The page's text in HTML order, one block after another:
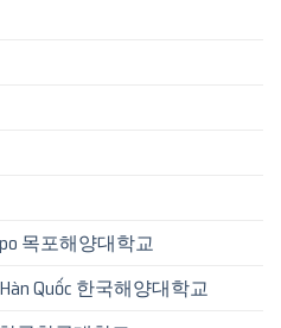
목포해양대학교
Quốc 한국해양대학교